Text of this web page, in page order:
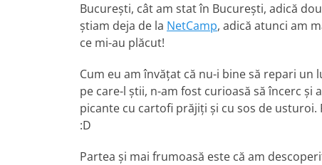
Bucureşti, cât am stat în Bucureşti, adică
ştiam deja de la NetCamp, adică atunci am
ce mi-au plăcut!
Cum eu am învăţat că nu-i bine să repari
pe care-l ştii, n-am fost curioasă să încerc şi
picante cu cartofi prăjiţi şi cu sos de
:D
Partea şi mai frumoasă este că am